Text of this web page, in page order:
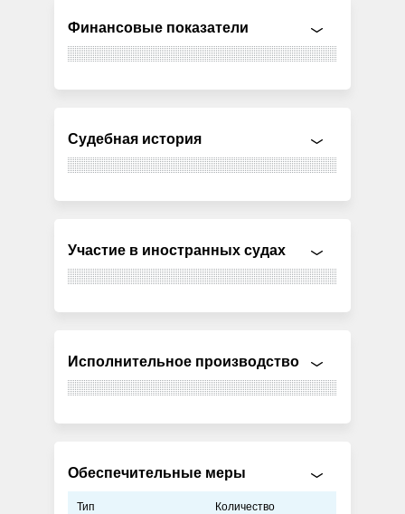
Финансовые показатели
Судебная история
Участие в иностранных судах
Исполнительное производство
Обеспечительные меры
Тип Количество